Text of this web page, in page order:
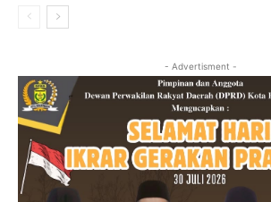
- Advertisment -